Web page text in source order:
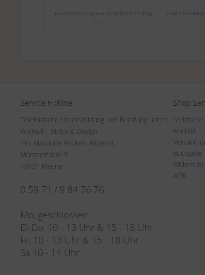
Inhalt 0.025 Kilogramm (318,00 € * / 1 Kilogramm) Inhalt 0.025
Service Hotline
Telefonische Unterstützung und Beratung unter:
WollKult - Strick & Design
Inh. Marianne Reckels-Albrecht
Münstertraße 5
48431 Rheine
0 59 71 / 9 84 76 76
Mo, geschlossen
Di-Do, 10 - 13 Uhr & 15 - 18 Uhr
Fr, 10 - 13 Uhr & 15 - 18 Uhr
Sa 10 - 14 Uhr
Shop
rechtliche
Kontakt
Versand
Rückgabe
AGB